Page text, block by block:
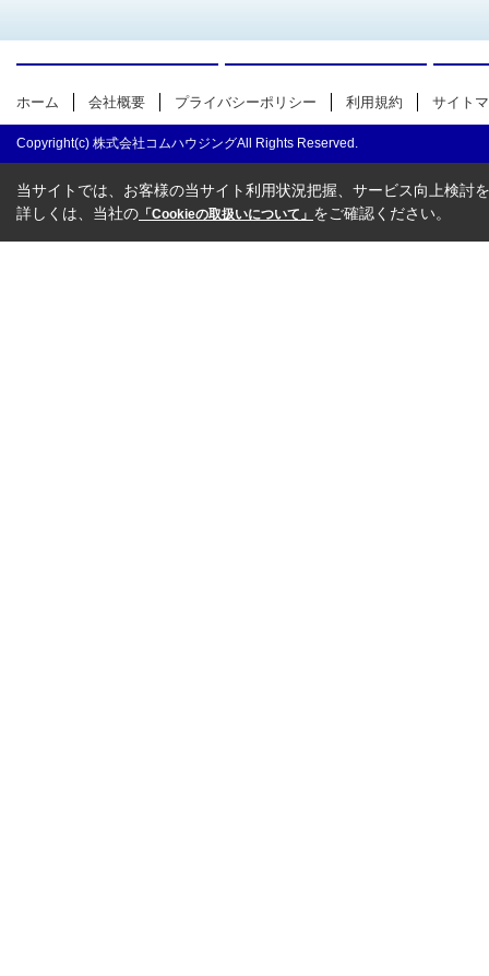
ホーム 会社概要 プライバシーポリシー 利用規約 サイト
Copyright(c) 株式会社コムハウジングAll Rights Reserved.
当サイトでは、お客様の当サイト利用状況把握、サービス向上検討
詳しくは、当社の 「Cookieの取扱いについて」 をご確認ください。